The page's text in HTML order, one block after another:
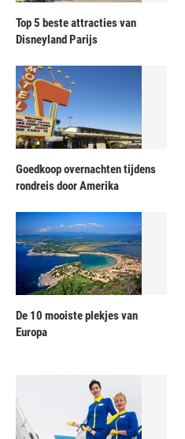
Top 5 beste attracties van
Disneyland Parijs
Goedkoop overnachten tijdens
rondreis door Amerika
De 10 mooiste plekjes van
Europa